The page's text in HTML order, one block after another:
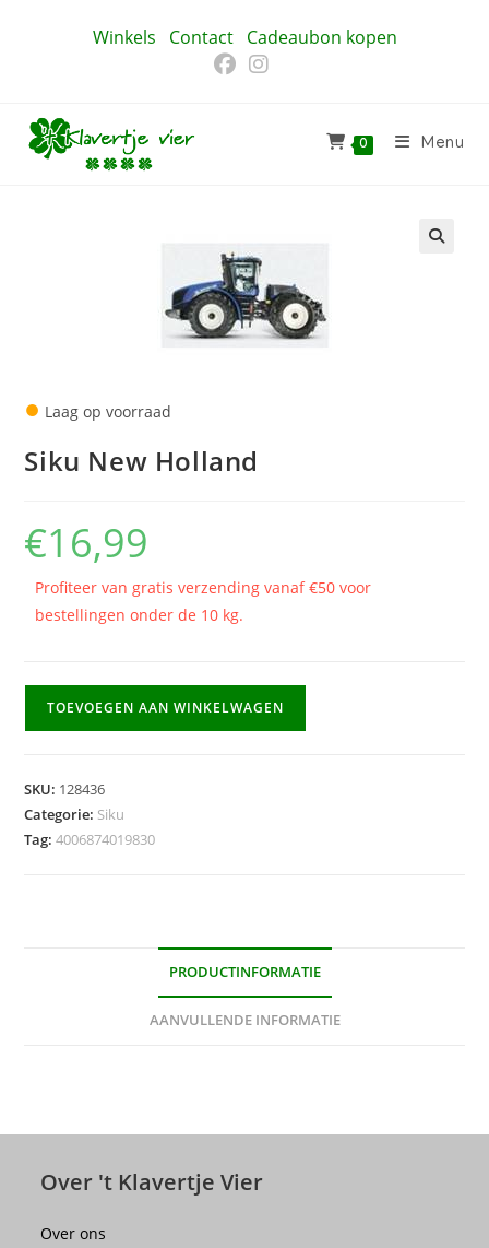
Winkels Contact Cadeaubon kopen
0 Menu
● Laag op voorraad
Siku New Holland
€16,99
Profiteer van gratis verzending vanaf €50 voor
bestellingen onder de 10 kg.
TOEVOEGEN AAN WINKELWAGEN
SKU: 128436
Categorie: Siku
Tag:4006874019830
PRODUCTINFORMATIE
AANVULLENDE INFORMATIE
Over 't Klavertje Vier
Over ons